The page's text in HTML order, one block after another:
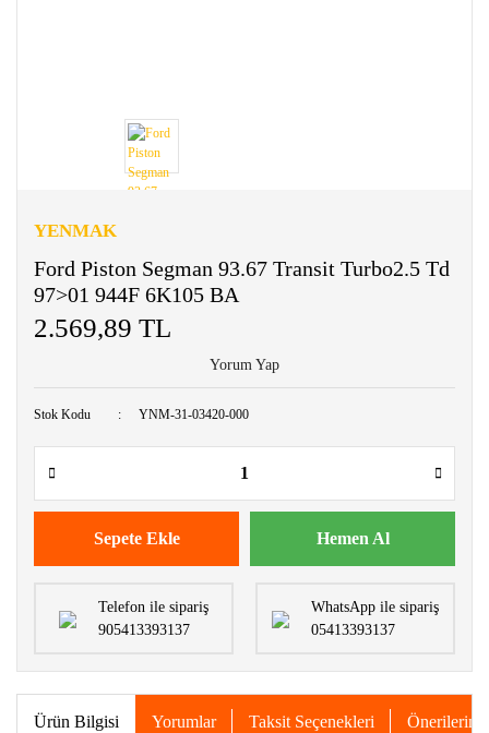
YENMAK
Ford Piston Segman 93.67 Transit Turbo2.5 Td
97>01 944F 6K105 BA
2.569,89 TL
Yorum Yap
Stok Kodu YNM-31-03420-000
Sepete Ekle Hemen Al
Telefon ile sipariş
905413393137
WhatsApp ile sipariş
05413393137
Ürün Bilgisi Yorumlar Taksit Seçenekleri Önerileriniz